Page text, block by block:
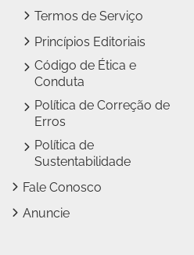
Termos de Serviço
Princípios Editoriais
Código de Ética e
Conduta
Política de Correção de
Erros
Política de
Sustentabilidade
Fale Conosco
Anuncie